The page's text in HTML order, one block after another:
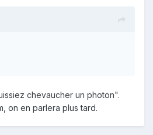
chevaucher un photon".
on en parlera plus tard.